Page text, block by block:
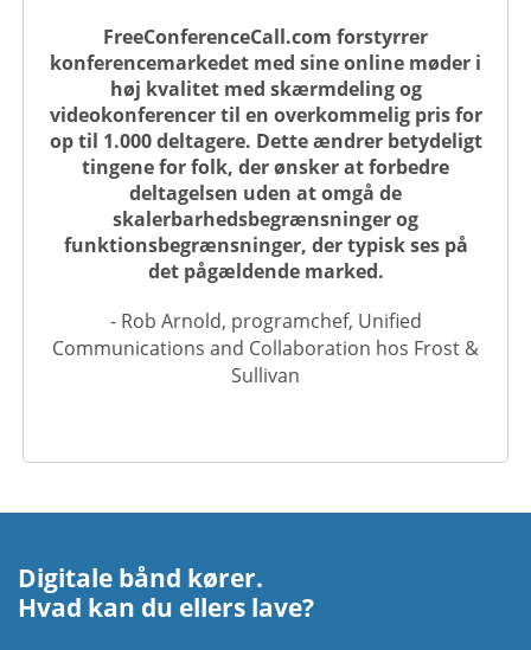
FreeConferenceCall.com forstyrrer
konferencemarkedet med sine online møder i
høj kvalitet med skærmdeling og
videokonferencer til en overkommelig pris for
op til 1.000 deltagere. Dette ændrer betydeligt
tingene for folk, der ønsker at forbedre
deltagelsen uden at omgå de
skalerbarhedsbegrænsninger og
funktionsbegrænsninger, der typisk ses på
det pågældende marked.
- Rob Arnold, programchef, Unified
Communications and Collaboration hos Frost &
Sullivan
Digitale bånd kører.
Hvad kan du ellers lave?